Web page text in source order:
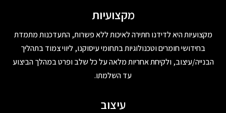
מקצועיות
מקצועיות היא לדידנו חתירה לאיכות ללא פשרות, התעדכנות מתמדת
בחידושי חומרים וטכנולוגיות בתחומי עיסוקנו, ליווי צמוד בתהליך
הבנייה/עיצוב, ולקיחת אחריות מלאה על כל שלב ופרט במהלך הביצוע
עד השלמתו.
עיצוב